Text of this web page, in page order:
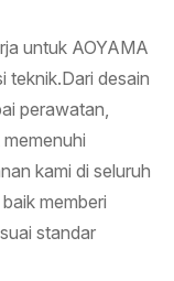
untuk AOYAMA
teknik.Dari desain
perawatan,
kami di seluruh
memberi
standar